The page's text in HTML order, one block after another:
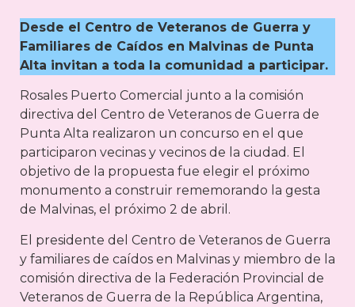
Desde el Centro de Veteranos de Guerra y
Familiares de Caídos en Malvinas de Punta
Alta invitan a toda la comunidad a participar.
Rosales Puerto Comercial junto a la comisión
directiva del Centro de Veteranos de Guerra de
Punta Alta realizaron un concurso en el que
participaron vecinas y vecinos de la ciudad. El
objetivo de la propuesta fue elegir el próximo
monumento a construir rememorando la gesta
de Malvinas, el próximo 2 de abril.
El presidente del Centro de Veteranos de Guerra
y familiares de caídos en Malvinas y miembro de la
comisión directiva de la Federación Provincial de
Veteranos de Guerra de la República Argentina,